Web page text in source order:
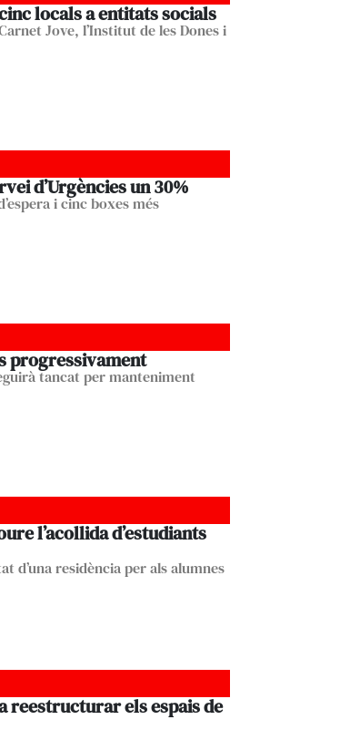
locals a entitats socials
Jove, l’Institut de les Dones i
d’Urgències un 30%
i cinc boxes més
progressivament
tancat per manteniment
l’acollida d’estudiants
d’una residència per als alumnes
reestructurar els espais de